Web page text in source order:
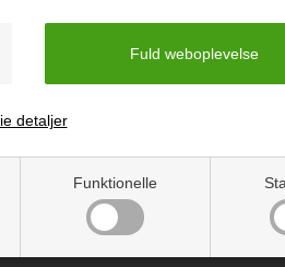
Funktionelle
detaljer
Farve: Orange
Vejledning